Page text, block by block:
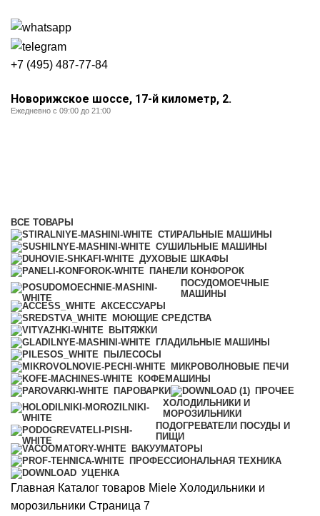
+7 (495) 487-77-84
Новорижское шоссе, 17-й километр, 2.
Ежедневно с 09:00 до 21:00
ВСЕ ТОВАРЫ
СТИРАЛЬНЫЕ МАШИНЫ
СУШИЛЬНЫЕ МАШИНЫ
ДУХОВЫЕ ШКАФЫ
ПАНЕЛИ КОНФОРОК
ПОСУДОМОЕЧНЫЕ
МАШИНЫ
АКСЕССУАРЫ
МОЮЩИЕ СРЕДСТВА
ВЫТЯЖКИ
ГЛАДИЛЬНЫЕ МАШИНЫ
ПЫЛЕСОСЫ
МИКРОВОЛНОВЫЕ ПЕЧИ
КОФЕМАШИНЫ
ПАРОВАРКИ
ПРОЧЕЕ
ХОЛОДИЛЬНИКИ И
МОРОЗИЛЬНИКИ
ПОДОГРЕВАТЕЛИ ПОСУДЫ И
ПИЩИ
ВАКУУМАТОРЫ
ПРОФЕССИОНАЛЬНАЯ ТЕХНИКА
УЦЕНКА
Главная Каталог товаров Miele Холодильники и
морозильники Страница 7